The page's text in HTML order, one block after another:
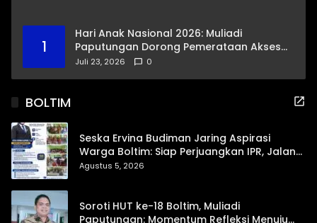
1
Hari Anak Nasional 2026: Muliadi
Paputungan Dorong Pemerataan Akses
Pendidikan dan Proteksi Digital Anak Sulut
Juli 23, 2026 0
BOLTIM
Seska Ervina Budiman Jaring Aspirasi
Warga Boltim: Siap Perjuangkan IPR, Jalan
Trans, hingga Pemasaran UMKM
Agustus 5, 2026
Soroti HUT ke-18 Boltim, Muliadi
Paputungan: Momentum Refleksi Menuju